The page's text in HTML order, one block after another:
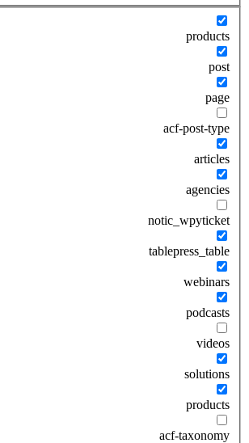
products
post
page
acf-post-type
articles
agencies
notic_wpyticket
tablepress_table
webinars
podcasts
videos
solutions
products
acf-taxonomy